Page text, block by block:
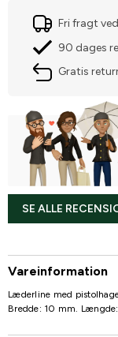
Fri fragt
90 dages
Gratis
SE ALLE
Vareinformation
Læderline med
Bredde: 10 mm.